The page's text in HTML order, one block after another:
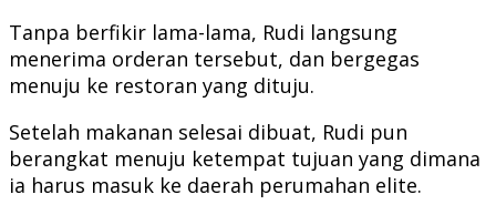
Tanpa berfikir lama-lama, Rudi langsung
menerima orderan tersebut, dan bergegas
menuju ke restoran yang dituju.
Setelah makanan selesai dibuat, Rudi pun
berangkat menuju ketempat tujuan yang dimana
ia harus masuk ke daerah perumahan elite.